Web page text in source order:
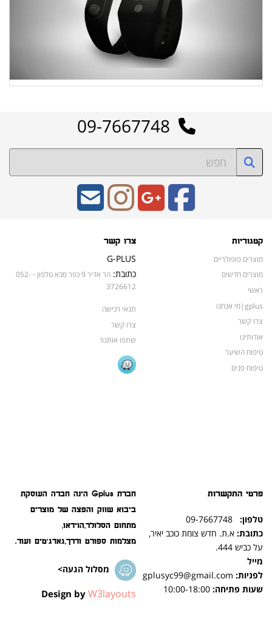
קטגוריות
מוצרים פופולריים
מוצרים חדשים
ראשי
gplus|מי אנחנו
צרו קשר
אודותינו
טיפוח השיער
טיפוח פנים
צרו קשר
G-PLUS
כתובת:
הר אדיר 9 כפר סבא טלפון - 052-
3726612
תנאי רכישה
צרו קשר
שתפו אותנו!
פרטי התקשרות
טלפון:
כתובת: א.ת. חדש צומת כוכב יאיר,
על כביש 444.
מייל
לפניות: gplusyc99@gmail.com
שעות פתיחה:
חברת Gplus הינה חברה העוסקת
ביבוא שווק והפצה של מוצרים
מתחום הסלולר,הוידאו,
מצלמות ספורט ודרך,גאדג'טים ועוד.
מסלול הגעה>
Design by W3layouts